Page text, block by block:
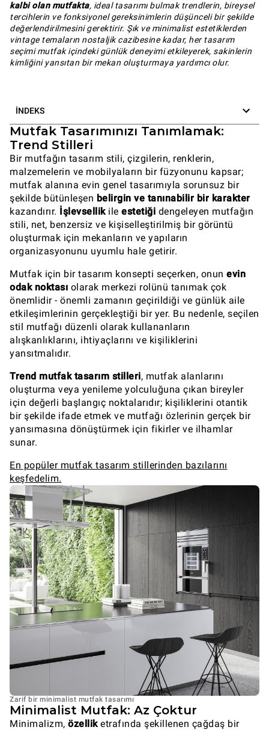
kalbi olan mutfakta, ideal tasarımı bulmak trendlerin, bireysel
tercihlerin ve fonksiyonel gereksinimlerin düşünceli bir şekilde
değerlendirilmesini gerektirir. Şık ve minimalist estetiklerden
vintage temaların nostaljik cazibesine kadar, her tasarım
seçimi mutfak içindeki günlük deneyimi etkileyerek, sakinlerin
kimliğini yansıtan bir mekan oluşturmaya yardımcı olur.
İNDEKS
Mutfak Tasarımınızı Tanımlamak:
Trend Stilleri
Bir mutfağın tasarım stili, çizgilerin, renklerin,
malzemelerin ve mobilyaların bir füzyonunu kapsar;
mutfak alanına evin genel tasarımıyla sorunsuz bir
şekilde bütünleşen belirgin ve tanınabilir bir karakter
kazandırır. İşlevsellikile estetiği dengeleyen mutfağın
stili, net, benzersiz ve kişiselleştirilmiş bir görüntü
oluşturmak için mekanların ve yapıların
organizasyonunu uyumlu hale getirir.
Mutfak için bir tasarım konsepti seçerken, onun evin
odak noktası olarak merkezi rolünü tanımak çok
önemlidir - önemli zamanın geçirildiği ve günlük aile
etkileşimlerinin gerçekleştiği bir yer. Bu nedenle, seçilen
stil mutfağı düzenli olarak kullananların
alışkanlıklarını, ihtiyaçlarını ve kişiliklerini
yansıtmalıdır.
Trend mutfak tasarım stilleri, mutfak alanlarını
oluşturma veya yenileme yolculuğuna çıkan bireyler
için değerli başlangıç noktalarıdır; kişiliklerini otantik
bir şekilde ifade etmek ve mutfağı özlerinin gerçek bir
yansımasına dönüştürmek için fikirler ve ilhamlar
sunar.
En popüler mutfak tasarım stillerinden bazılarını
keşfedelim.
Zarif bir minimalist mutfak tasarımı
Minimalist Mutfak: Az Çoktur
Minimalizm, özelliketrafında şekillenen çağdaş bir